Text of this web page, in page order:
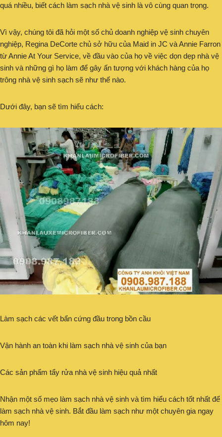
quá nhiều, biết cách làm sạch nhà vệ sinh là vô cùng quan trọng.
Vì vậy, chúng tôi đã hỏi một số chủ doanh nghiệp vệ sinh chuyên
nghiệp, Regina DeCorte chủ sở hữu của Maid in JC và Annie Farron
từ Annie At Your Service, về đầu vào của họ về việc dọn dẹp nhà vệ
sinh và những gì họ làm để gây ấn tượng với khách hàng của họ
trông nhà vệ sinh sạch sẽ như thế nào.
Dưới đây, bạn sẽ tìm hiểu cách:
Làm sạch các vết bẩn cứng đầu trong bồn cầu
Vận hành an toàn khi làm sạch nhà vệ sinh của bạn
Các sản phẩm tẩy rửa nhà vệ sinh hiệu quả nhất
Nhận một số mẹo làm sạch nhà vệ sinh và tìm hiểu cách tốt nhất để
làm sạch nhà vệ sinh. Bắt đầu làm sạch như một chuyên gia ngay
hôm nay!